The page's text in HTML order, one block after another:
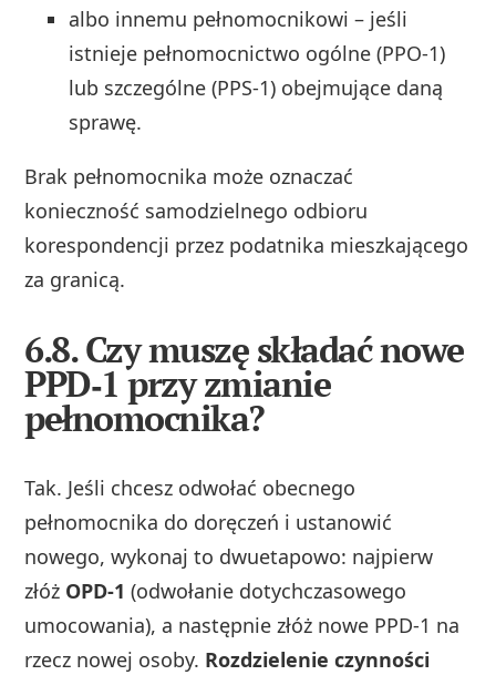
albo innemu pełnomocnikowi – jeśli
istnieje pełnomocnictwo ogólne (PPO‑1)
lub szczególne (PPS‑1) obejmujące daną
sprawę.
Brak pełnomocnika może oznaczać
konieczność samodzielnego odbioru
korespondencji przez podatnika mieszkającego
za granicą.
6.8. Czy muszę składać nowe
PPD‑1 przy zmianie
pełnomocnika?
Tak. Jeśli chcesz odwołać obecnego
pełnomocnika do doręczeń i ustanowić
nowego, wykonaj to dwuetapowo: najpierw
złóż OPD‑1 (odwołanie dotychczasowego
umocowania), a następnie złóż nowe PPD‑1 na
rzecz nowej osoby. Rozdzielenie czynności